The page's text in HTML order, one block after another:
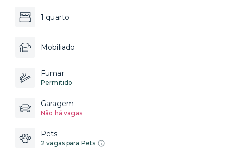
1 quarto
Mobiliado
Fumar
Permitido
Garagem
Não há vagas
Pets
2 vagas para Pets